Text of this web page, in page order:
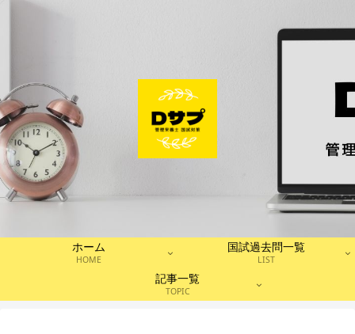
ホーム
HOME
国試過去問一覧
LIST
記事一覧
TOPIC